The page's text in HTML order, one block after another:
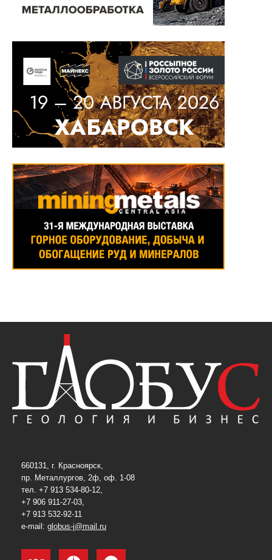
660131, г. Красноярск,
пр. Металлургов, 2ф, оф. 1-08
тел. +7 913 534-80-12,
+7 906 911-27-03,
+7 913 532-92-11
e-mail: globus-j@mail.ru